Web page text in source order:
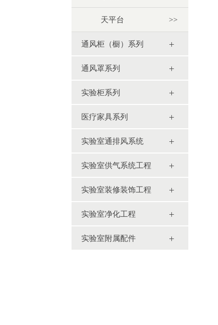
天平台 >>
通风柜（橱）系列 +
通风罩系列 +
实验柜系列 +
医疗家具系列 +
实验室通排风系统 +
实验室供气系统工程 +
实验室装修装饰工程 +
实验室净化工程 +
实验室附属配件 +